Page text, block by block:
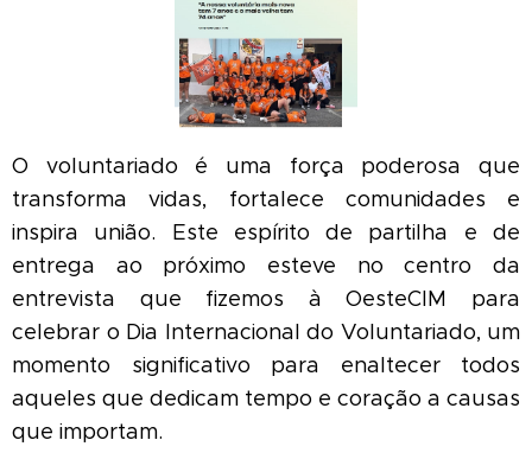
O voluntariado é uma força poderosa que
transforma vidas, fortalece comunidades e
inspira união. Este espírito de partilha e de
entrega ao próximo esteve no centro da
entrevista que fizemos à OesteCIM para
celebrar o Dia Internacional do Voluntariado, um
momento significativo para enaltecer todos
aqueles que dedicam tempo e coração a causas
que importam.